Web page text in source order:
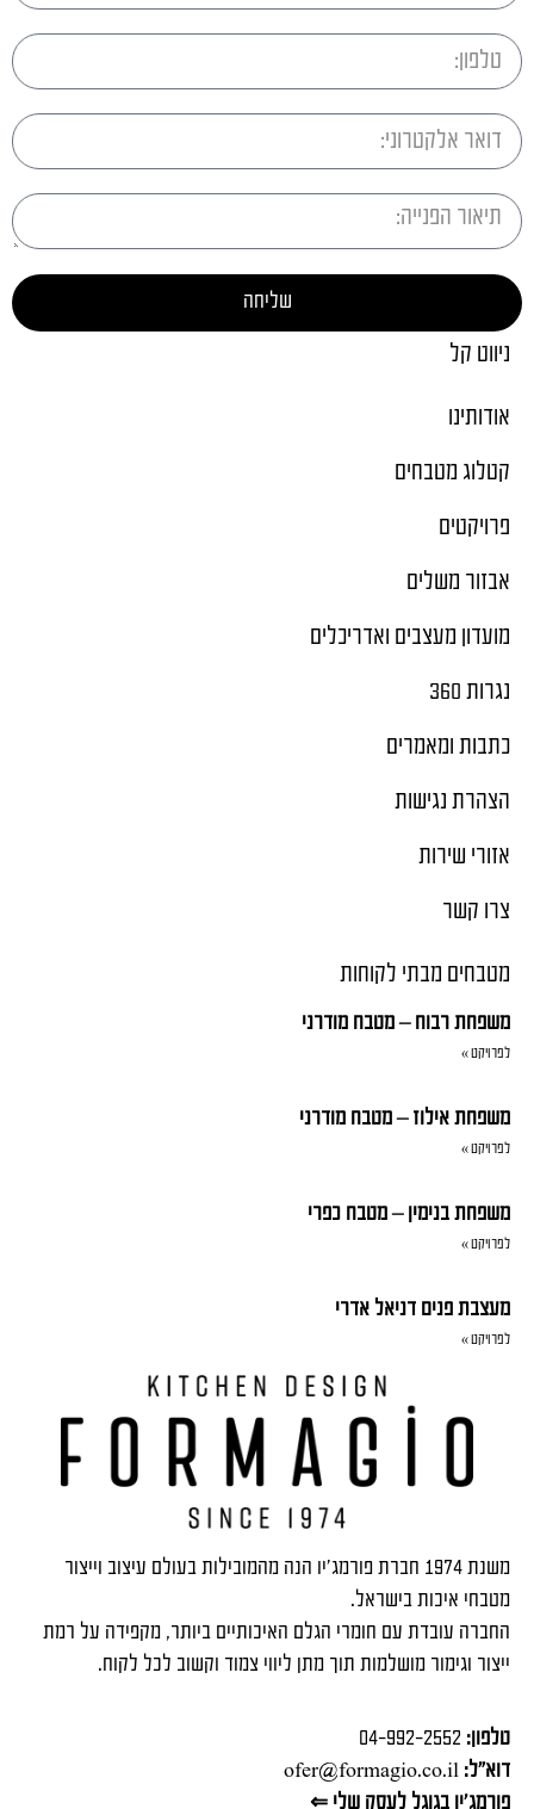
שליחה
ניווט קל
אודותינו
קטלוג מטבחים
פרויקטים
אבזור משלים
מועדון מעצבים ואדריכלים
נגרות 360
כתבות ומאמרים
הצהרת נגישות
אזורי שירות
צרו קשר
מטבחים מבתי לקוחות
משפחת רבוח – מטבח מודרני
לפרויקט »
משפחת אילוז – מטבח מודרני
לפרויקט »
משפחת בנימין – מטבח כפרי
לפרויקט »
מעצבת פנים דניאל אדרי
לפרויקט »
משנת 1974 חברת פורמג'יו הנה מהמובילות בעולם עיצוב וייצור
מטבחי איכות בישראל.
החברה עובדת עם חומרי הגלם האיכותיים ביותר, מקפידה על רמת
ייצור וגימור מושלמות תוך מתן ליווי צמוד וקשוב לכל לקוח.
טלפון: 04-992-2552
דוא"ל:
פורמג'יו בגוגל לעסק שלי ⇐